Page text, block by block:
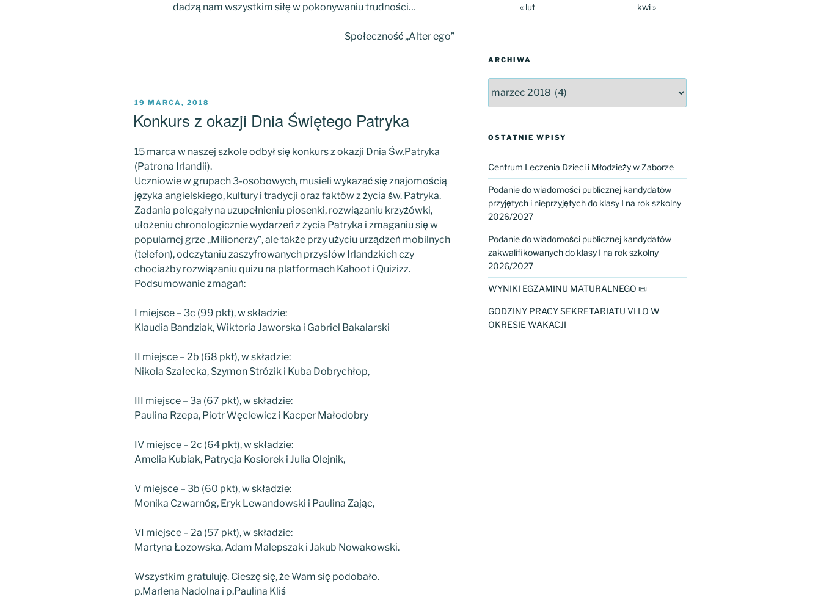
dadzą nam wszystkim siłę w pokonywaniu trudności…
Społeczność „Alter ego”
OPUBLIKOWANE
19 MARCA, 2018
Konkurs z okazji Dnia Świętego Patryka
15 marca w naszej szkole odbył się konkurs z okazji Dnia Św.Patryka
(Patrona Irlandii).
Uczniowie w grupach 3-osobowych, musieli wykazać się znajomością
języka angielskiego, kultury i tradycji oraz faktów z życia św. Patryka.
Zadania polegały na uzupełnieniu piosenki, rozwiązaniu krzyżówki,
ułożeniu chronologicznie wydarzeń z życia Patryka i zmaganiu się w
popularnej grze „Milionerzy”, ale także przy użyciu urządzeń mobilnych
(telefon), odczytaniu zaszyfrowanych przysłów Irlandzkich czy
chociażby rozwiązaniu quizu na platformach Kahoot i Quizizz.
Podsumowanie zmagań:
I miejsce – 3c (99 pkt), w składzie:
Klaudia Bandziak, Wiktoria Jaworska i Gabriel Bakalarski
II miejsce – 2b (68 pkt), w składzie:
Nikola Szałecka, Szymon Strózik i Kuba Dobrychłop,
III miejsce – 3a (67 pkt), w składzie:
Paulina Rzepa, Piotr Węclewicz i Kacper Małodobry
IV miejsce – 2c (64 pkt), w składzie:
Amelia Kubiak, Patrycja Kosiorek i Julia Olejnik,
V miejsce – 3b (60 pkt), w składzie:
Monika Czwarnóg, Eryk Lewandowski i Paulina Zając,
VI miejsce – 2a (57 pkt), w składzie:
Martyna Łozowska, Adam Malepszak i Jakub Nowakowski.
Wszystkim gratuluję. Cieszę się, że Wam się podobało.
p.Marlena Nadolna i p.Paulina Kliś
« lut
kwi »
ARCHIWA
OSTATNIE WPISY
Centrum Leczenia Dzieci i Młodzieży w Zaborze
Podanie do wiadomości publicznej kandydatów
przyjętych i nieprzyjętych do klasy I na rok szkolny
2026/2027
Podanie do wiadomości publicznej kandydatów
zakwalifikowanych do klasy I na rok szkolny
2026/2027
WYNIKI EGZAMINU MATURALNEGO 📜
GODZINY PRACY SEKRETARIATU VI LO W
OKRESIE WAKACJI